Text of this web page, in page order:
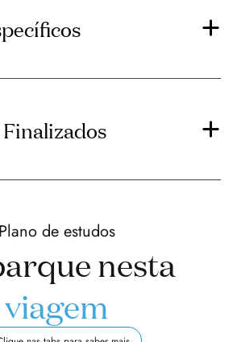
Finalizados
Plano de estudos
nesta
viagem